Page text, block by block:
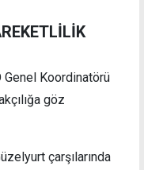
Genel Koordinatörü
göz
çarşılarında